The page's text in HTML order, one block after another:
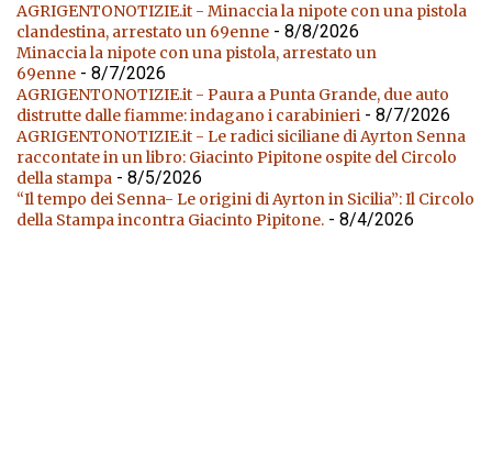
AGRIGENTONOTIZIE.it - Minaccia la nipote con una pistola
clandestina, arrestato un 69enne - 8/8/2026
Minaccia la nipote con una pistola, arrestato un
69enne - 8/7/2026
AGRIGENTONOTIZIE.it - Paura a Punta Grande, due auto
distrutte dalle fiamme: indagano i carabinieri - 8/7/2026
AGRIGENTONOTIZIE.it - Le radici siciliane di Ayrton Senna
raccontate in un libro: Giacinto Pipitone ospite del Circolo
della stampa - 8/5/2026
“Il tempo dei Senna- Le origini di Ayrton in Sicilia”: Il Circolo
della Stampa incontra Giacinto Pipitone. - 8/4/2026